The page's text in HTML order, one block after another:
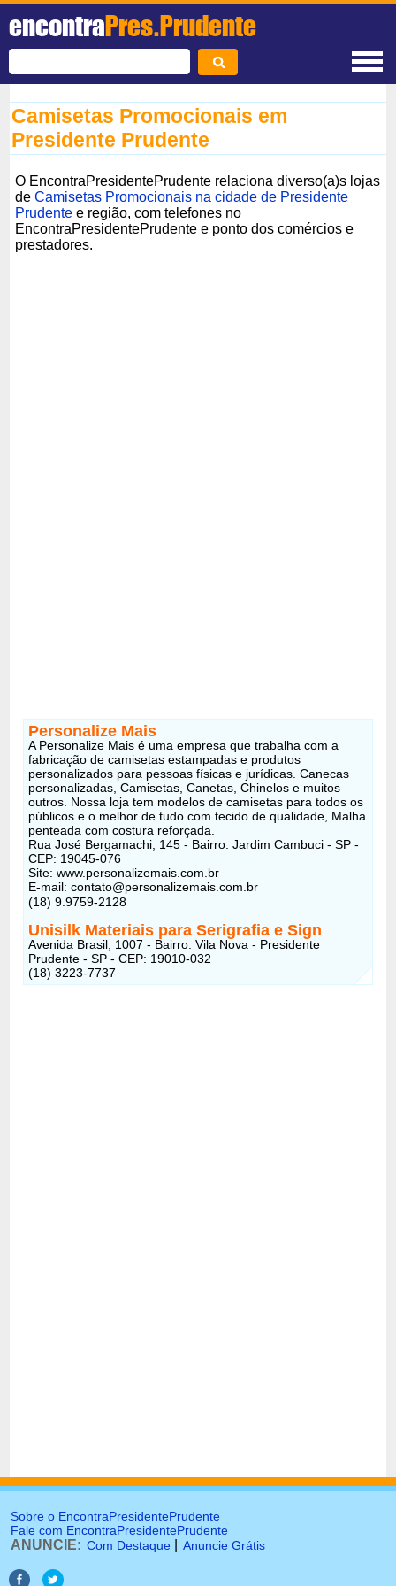
encontraPres.Prudente
Camisetas Promocionais em
Presidente Prudente
O EncontraPresidentePrudente relaciona diverso(a)s lojas
deCamisetas Promocionais na cidade de Presidente
Prudente e região, com telefones no
EncontraPresidentePrudente e ponto dos comércios e
prestadores.
Personalize Mais
A Personalize Mais é uma empresa que trabalha com a
fabricação de camisetas estampadas e produtos
personalizados para pessoas físicas e jurídicas. Canecas
personalizadas, Camisetas, Canetas, Chinelos e muitos
outros. Nossa loja tem modelos de camisetas para todos os
públicos e o melhor de tudo com tecido de qualidade, Malha
penteada com costura reforçada.
Rua José Bergamachi, 145 - Bairro: Jardim Cambuci - SP -
CEP: 19045-076
Site: www.personalizemais.com.br
E-mail: contato@personalizemais.com.br
(18) 9.9759-2128
Unisilk Materiais para Serigrafia e Sign
Avenida Brasil, 1007 - Bairro: Vila Nova - Presidente
Prudente - SP - CEP: 19010-032
(18) 3223-7737
Sobre o EncontraPresidentePrudente
Fale com EncontraPresidentePrudente
ANUNCIE: Com Destaque Anuncie Grátis